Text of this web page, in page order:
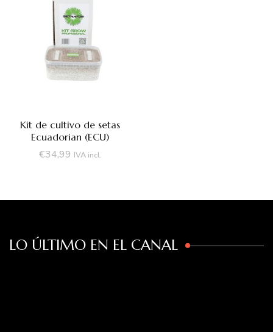
Kit de cultivo de setas
Ecuadorian (ECU)
€34,99 IVA incl.
LO ÚLTIMO EN EL CANAL